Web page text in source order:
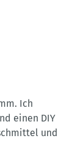
Ich
einen DIY
und